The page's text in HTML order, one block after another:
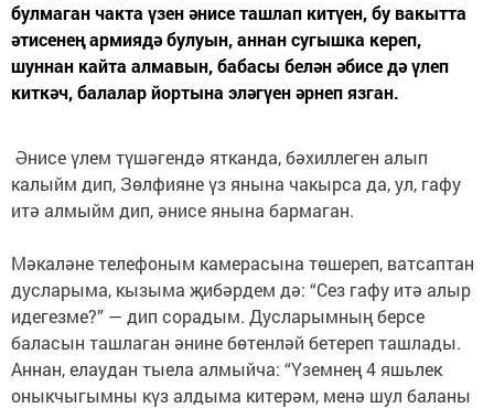
булмаган чакта үзен әнисе ташлап китүен, бу вакытта
әтисенең армиядә булуын, аннан сугышка кереп,
шуннан кайта алмавын, бабасы белән әбисе дә үлеп
киткәч, балалар йортына эләгүен әрнеп язган.
Әнисе үлем түшәгендә ятканда, бәхиллеген алып
калыйм дип, Зөлфияне үз янына чакырса да, ул, гафу
итә алмыйм дип, әнисе янына бармаган. ⠀
Мәкаләне телефоным камерасына төшереп, ватсаптан
дусларыма, кызыма җибәрдем дә: “Сез гафу итә алыр
идегезме?” — дип сорадым. Дусларымның берсе
баласын ташлаган әнине бөтенләй бетереп ташлады.
Аннан, елаудан тыела алмыйча: “Үземнең 4 яшьлек
оныкчыгымны күз алдыма китерәм, менә шул баланы